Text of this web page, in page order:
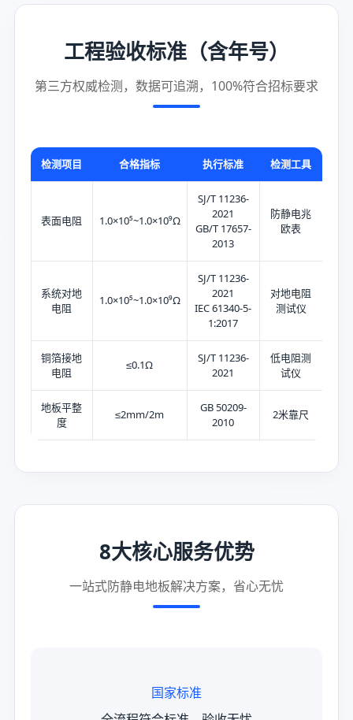
工程验收标准（含年号）
第三方权威检测，数据可追溯，100%符合招标要求
检测项目 合格指标 执行标准 检测工具
表面电阻 1.0×10⁵~1.0×10⁹Ω
SJ/T 11236-
2021
GB/T 17657-
2013
防静电兆
欧表
系统对地
电阻
1.0×10⁵~1.0×10⁹Ω
SJ/T 11236-
2021
IEC 61340-5-
1:2017
对地电阻
测试仪
铜箔接地
电阻
≤0.1Ω
SJ/T 11236-
2021
低电阻测
试仪
地板平整
度
≤2mm/2m
GB 50209-
2010
2米靠尺
8大核心服务优势
一站式防静电地板解决方案，省心无忧
国家标准